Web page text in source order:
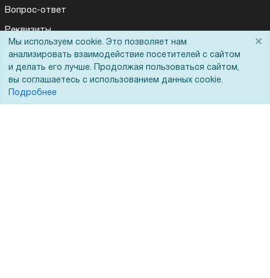
Вопрос-ответ
Реквизиты
Сервисный центр
Вакансии
Мы используем cookie. Это позволяет нам
анализировать взаимодействие посетителей с сайтом
и делать его лучше. Продолжая пользоваться сайтом,
вы соглашаетесь с использованием данных cookie.
Подробнее
×